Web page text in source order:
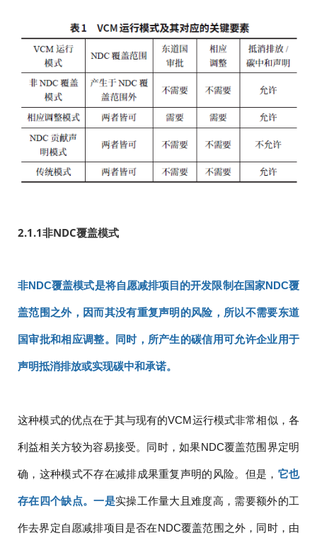
2.1.1非NDC覆盖模式
非NDC覆盖模式是将自愿减排项目的开发限制在国家NDC覆
盖范围之外，因而其没有重复声明的风险，所以不需要东道
国审批和相应调整。同时，所产生的碳信用可允许企业用于
声明抵消排放或实现碳中和承诺。
这种模式的优点在于其与现有的VCM运行模式非常相似，各
利益相关方较为容易接受。同时，如果NDC覆盖范围界定明
确，这种模式不存在减排成果重复声明的风险。但是， 它也
存在四个缺点。一是实操工作量大且难度高，需要额外的工
作去界定自愿减排项目是否在NDC覆盖范围之外，同时，由